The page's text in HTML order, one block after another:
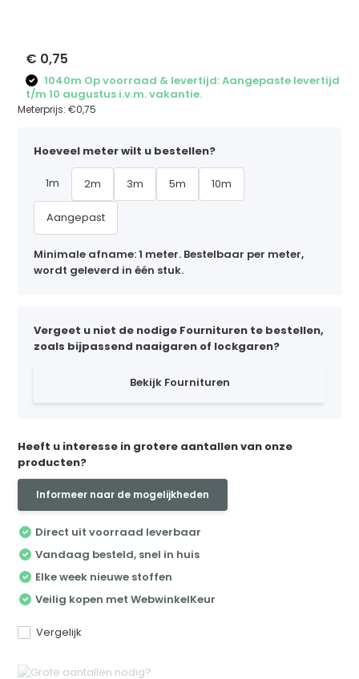
€ 0,75
1040m Op voorraad & levertijd: Aangepaste levertijd
t/m 10 augustus i.v.m. vakantie.
Meterprijs:€0,75
Hoeveel meter wilt u bestellen?
1m 2m 3m 5m 10m
Aangepast
Minimale afname: 1 meter. Bestelbaar per meter,
wordt geleverd in één stuk.
Vergeet u niet de nodige Fournituren te bestellen,
zoals bijpassend naaigaren of lockgaren?
Bekijk Fournituren
Heeft u interesse in grotere aantallen van onze
producten?
Informeer naar de mogelijkheden
Direct uit voorraad leverbaar
Vandaag besteld, snel in huis
Elke week nieuwe stoffen
Veilig kopen met WebwinkelKeur
Vergelijk